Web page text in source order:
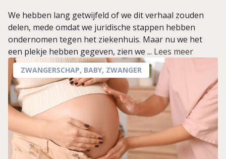
We hebben lang getwijfeld of we dit verhaal zouden
delen, mede omdat we juridische stappen hebben
ondernomen tegen het ziekenhuis. Maar nu we het
een plekje hebben gegeven, zien we ... Lees meer
ZWANGERSCHAP, BABY, ZWANGER